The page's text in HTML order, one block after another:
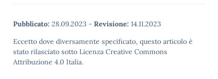
Pubblicato: 28.09.2023 - Revisione: 14.11.2023
Eccetto dove diversamente specificato, questo articolo è
stato rilasciato sotto Licenza Creative Commons
Attribuzione 4.0 Italia.